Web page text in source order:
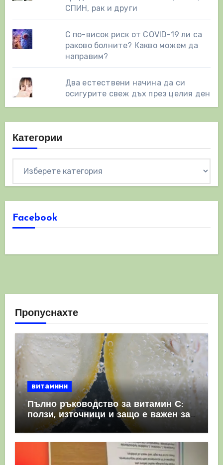
СПИН, рак и други
С по-висок риск от COVID-19 ли са
раково болните? Какво можем да
направим?
Два естествени начинa да си
осигурите свеж дъх през целия ден
Категории
Facebook
Пропуснахте
витамини
Пълно ръководство за витамин С:
ползи, източници и защо е важен за
имунната система